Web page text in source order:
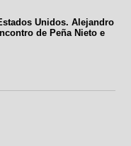
Unidos. Alejandro
de Peña Nieto e